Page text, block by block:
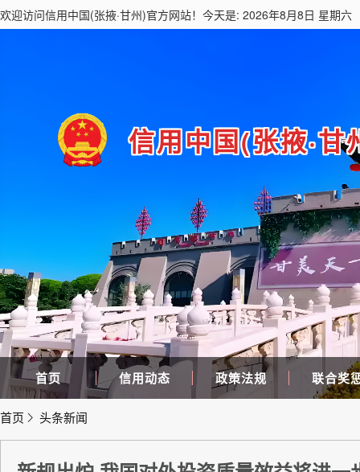
欢迎访问信用中国(张掖·甘州)官方网站！今天是: 2026年8月8日 星期六
信用中国(张掖·甘
首页 信用动态 政策法规 联合奖
首页 头条新闻